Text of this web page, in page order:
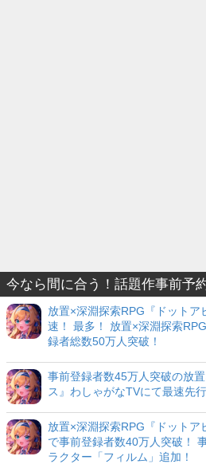
今なら間に合う！話題作事前予
放置×深淵探索RPG『ドット
速！ 最多！ 放置×深淵探索
録者総数50万人突破！
事前登録者数45万人突破の放
ス』わしゃがなTVにて最速先
放置×深淵探索RPG『ドットア
で事前登録者数40万人突破！
ラクター「フィルム」追加！